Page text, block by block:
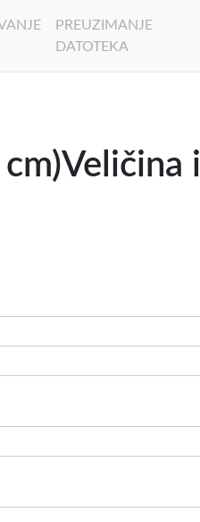
PREUZIMANJE
DATOTEKA
i